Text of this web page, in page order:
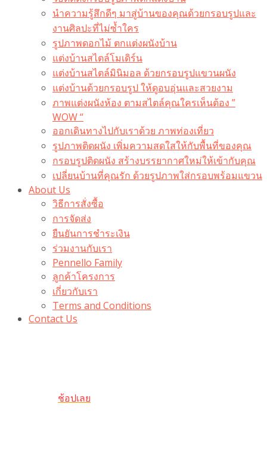
นำความรู้สึกดีๆ มาสู่บ้านของคุณด้วยกรอบรูปและ
งานศิลปะที่ไม่ซ้ำใคร
รูปภาพดอกไม้ ตกแต่งผนังบ้าน
แต่งบ้านสไตล์โมเดิร์น
แต่งบ้านสไตล์มินิมอล ด้วยกรอบรูปแขวนผนัง
แต่งบ้านด้วยกรอบรูป ให้ดูอบอุ่นและสวยงาม
ภาพแต่งผนังห้อง ตามสไตล์คุณใครเห็นต้อง ”
WOW “
ออกเดินทางไปกับเราด้วย ภาพท่องเที่ยว
รูปภาพติดผนัง เพิ่มความสดใสให้กับพื้นที่ของคุณ
กรอบรูปติดผนัง สร้างบรรยากาศใหม่ให้เข้ากับคุณ
เปลี่ยนบ้านที่คุณรัก ด้วยรูปภาพใส่กรอบพร้อมแขวน​
About Us
วิธีการสั่งซื้อ
การจัดส่ง
ยืนยันการชำระเงิน
ร่วมงานกับเรา
Pennello Family
ลูกค้าโครงการ
เกี่ยวกับเรา
Terms and Conditions
Contact Us
ช้อปเลย